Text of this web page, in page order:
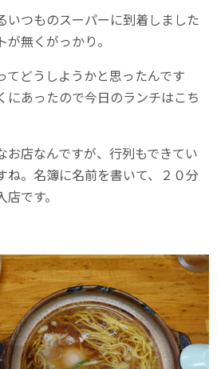
いつものスーパーに到着しました
無くがっかり。
てどうしようかと思ったんです
にあったので今日のランチはこち
お店なんですが、行列もできてい
ね。名簿に名前を書いて、２０分
です。